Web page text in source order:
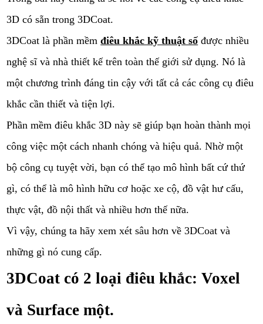
3D có sẵn trong 3DCoat.
3DCoat là phần mềmđiêu khắc kỹ thuật số được nhiều
nghệ sĩ và nhà thiết kế trên toàn thế giới sử dụng. Nó là
một chương trình đáng tin cậy với tất cả các công cụ điêu
khắc cần thiết và tiện lợi.
Phần mềm điêu khắc 3D này sẽ giúp bạn hoàn thành mọi
công việc một cách nhanh chóng và hiệu quả. Nhờ một
bộ công cụ tuyệt vời, bạn có thể tạo mô hình bất cứ thứ
gì, có thể là mô hình hữu cơ hoặc xe cộ, đồ vật hư cấu,
thực vật, đồ nội thất và nhiều hơn thế nữa.
Vì vậy, chúng ta hãy xem xét sâu hơn về 3DCoat và
những gì nó cung cấp.
3DCoat có 2 loại điêu khắc: Voxel
và Surface một.